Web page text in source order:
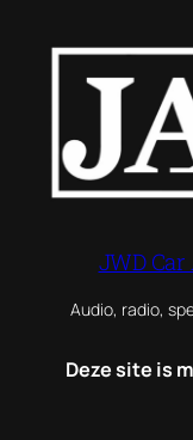
JWD
Audio, radio,
Deze site is